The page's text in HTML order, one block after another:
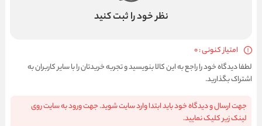
نظر خود را ثبت کنید
امتیاز کنونی : 0
لطفا دیدگاه خود را راجع به این کالا بنویسید و تجربه خریدتان را با سایر کاربران به
اشتراک بگذارید.
جهت ارسال و دیدگاه خود باید ابتدا وارد سایت شوید. جهت ورود به سایت روی
لینک زیر کلیک نمایید.